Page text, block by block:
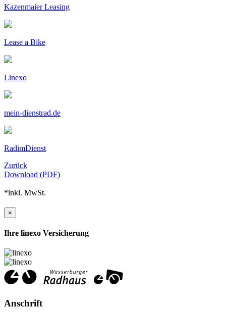
Kazenmaier Leasing
Lease a Bike
Linexo
mein-dienstrad.de
RadimDienst
Zurück
Download (PDF)
*inkl. MwSt.
×
Ihre linexo Versicherung
Anschrift